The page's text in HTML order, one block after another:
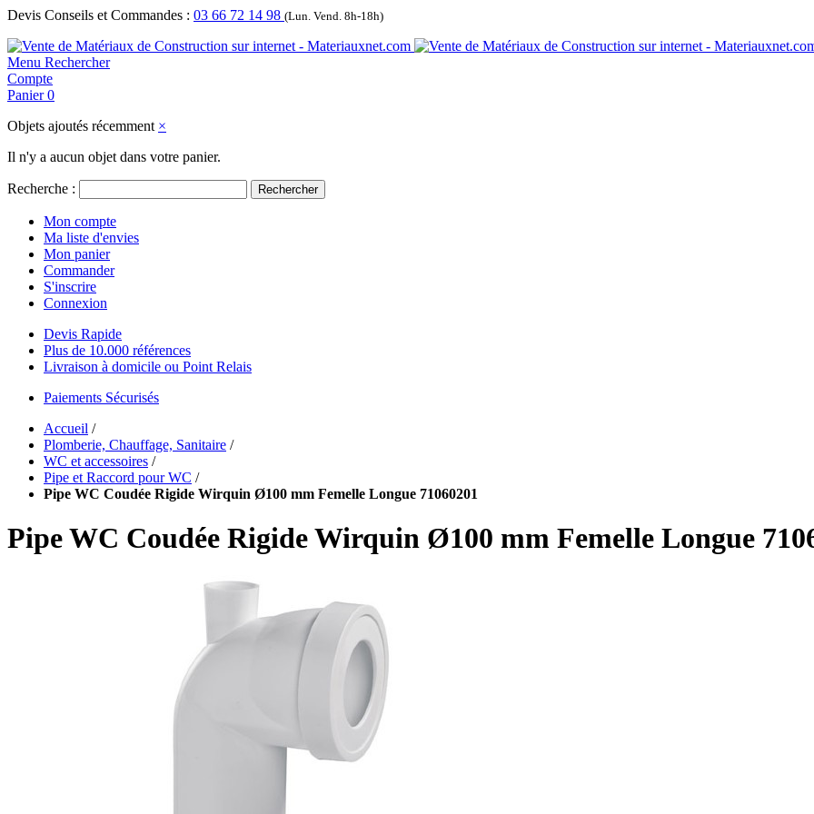
Devis Conseils et Commandes : 03 66 72 14 98 (Lun. Vend. 8h-18h)
Menu Rechercher
Compte
Panier 0
Objets ajoutés récemment ×
Il n'y a aucun objet dans votre panier.
Recherche : Rechercher
Mon compte
Ma liste d'envies
Mon panier
Commander
S'inscrire
Connexion
Devis Rapide
Plus de 10.000 références
Livraison à domicile ou Point Relais
Paiements Sécurisés
Accueil /
Plomberie, Chauffage, Sanitaire /
WC et accessoires /
Pipe et Raccord pour WC /
Pipe WC Coudée Rigide Wirquin Ø100 mm Femelle Longue 71060201
Pipe WC Coudée Rigide Wirquin Ø100 mm Femelle Longue